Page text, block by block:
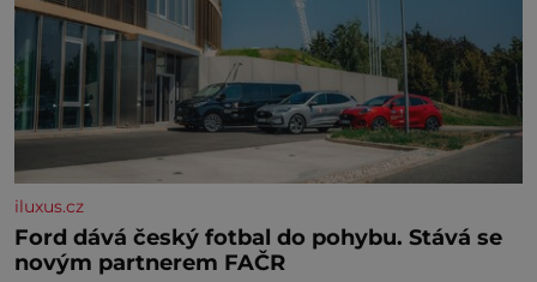
iluxus.cz
Ford dává český fotbal do pohybu. Stává se
novým partnerem FAČR